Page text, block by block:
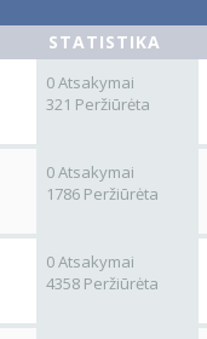
STATISTIKA
0 Atsakymai
321 Peržiūrėta
0 Atsakymai
1786 Peržiūrėta
0 Atsakymai
4358 Peržiūrėta